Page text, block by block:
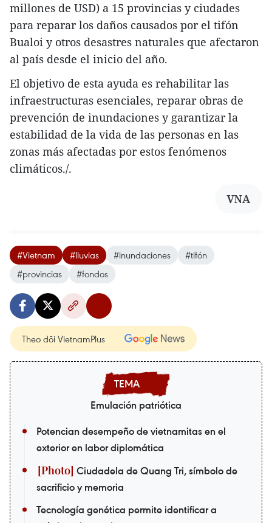
millones de USD) a 15 provincias y ciudades
para reparar los daños causados por el tifón
Bualoi y otros desastres naturales que afectaron
al país desde el inicio del año.
El objetivo de esta ayuda es rehabilitar las
infraestructuras esenciales, reparar obras de
prevención de inundaciones y garantizar la
estabilidad de la vida de las personas en las
zonas más afectadas por estos fenómenos
climáticos./.
VNA
#Vietnam #lluvias #inundaciones
#tifón
#provincias
#fondos
Theo dõi VietnamPlus
Emulación patriótica
Potencian desempeño de vietnamitas en el
exterior en labor diplomática
Ciudadela de Quang Tri, símbolo de
sacrificio y memoria
Tecnología genética permite identificar a